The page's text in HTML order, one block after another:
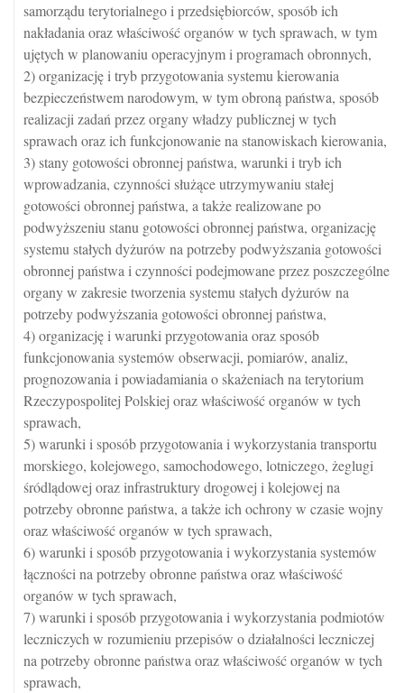
samorządu terytorialnego i przedsiębiorców, sposób ich
nakładania oraz właściwość organów w tych sprawach, w tym
ujętych w planowaniu operacyjnym i programach obronnych,
2) organizację i tryb przygotowania systemu kierowania
bezpieczeństwem narodowym, w tym obroną państwa, sposób
realizacji zadań przez organy władzy publicznej w tych
sprawach oraz ich funkcjonowanie na stanowiskach kierowania,
3) stany gotowości obronnej państwa, warunki i tryb ich
wprowadzania, czynności służące utrzymywaniu stałej
gotowości obronnej państwa, a także realizowane po
podwyższeniu stanu gotowości obronnej państwa, organizację
systemu stałych dyżurów na potrzeby podwyższania gotowości
obronnej państwa i czynności podejmowane przez poszczególne
organy w zakresie tworzenia systemu stałych dyżurów na
potrzeby podwyższania gotowości obronnej państwa,
4) organizację i warunki przygotowania oraz sposób
funkcjonowania systemów obserwacji, pomiarów, analiz,
prognozowania i powiadamiania o skażeniach na terytorium
Rzeczypospolitej Polskiej oraz właściwość organów w tych
sprawach,
5) warunki i sposób przygotowania i wykorzystania transportu
morskiego, kolejowego, samochodowego, lotniczego, żeglugi
śródlądowej oraz infrastruktury drogowej i kolejowej na
potrzeby obronne państwa, a także ich ochrony w czasie wojny
oraz właściwość organów w tych sprawach,
6) warunki i sposób przygotowania i wykorzystania systemów
łączności na potrzeby obronne państwa oraz właściwość
organów w tych sprawach,
7) warunki i sposób przygotowania i wykorzystania podmiotów
leczniczych w rozumieniu przepisów o działalności leczniczej
na potrzeby obronne państwa oraz właściwość organów w tych
sprawach,